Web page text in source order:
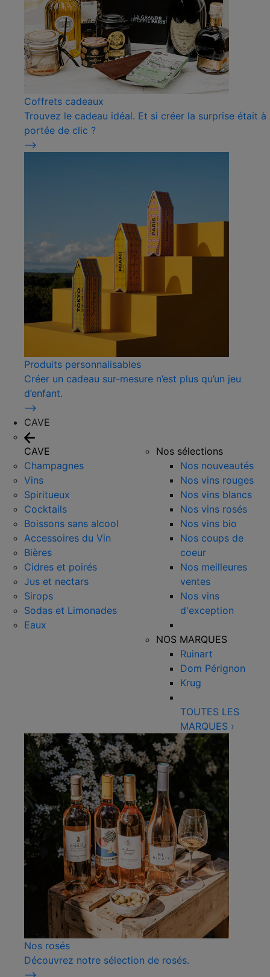
Coffrets cadeaux
Trouvez le cadeau idéal. Et si créer la surprise était à
portée de clic ?
⟶
Produits personnalisables
Créer un cadeau sur-mesure n’est plus qu’un jeu
d’enfant.
⟶
CAVE
CAVE
Champagnes
Vins
Spiritueux
Cocktails
Boissons sans alcool
Accessoires du Vin
Bières
Cidres et poirés
Jus et nectars
Sirops
Sodas et Limonades
Eaux
Nos sélections
Nos nouveautés
Nos vins rouges
Nos vins blancs
Nos vins rosés
Nos vins bio
Nos coups de
coeur
Nos meilleures
ventes
Nos vins
d'exception
NOS MARQUES
Ruinart
Dom Pérignon
Krug
TOUTES LES
MARQUES ›
Nos rosés
Découvrez notre sélection de rosés.
⟶